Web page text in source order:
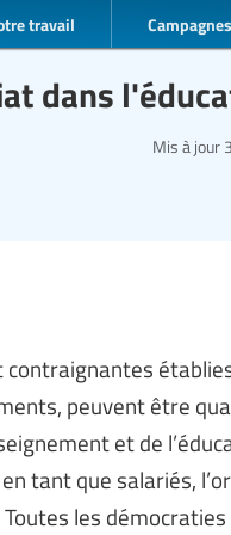
travail Campagnes
dans
Mis à jour
peuvent être
et de
tant que salariés,
les